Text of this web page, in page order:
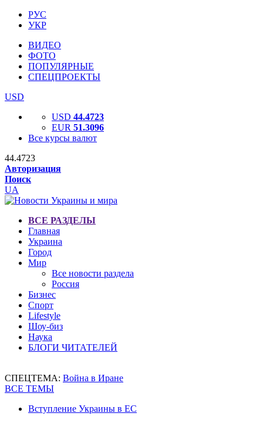
РУС
УКР
ВИДЕО
ФОТО
ПОПУЛЯРНЫЕ
СПЕЦПРОЕКТЫ
USD
USD 44.4723
EUR 51.3096
Все курсы валют
44.4723
Авторизация
Поиск
UA
ВСЕ РАЗДЕЛЫ
Главная
Украина
Город
Мир
Все новости раздела
Россия
Бизнес
Спорт
Lifestyle
Шоу-биз
Наука
БЛОГИ ЧИТАТЕЛЕЙ
СПЕЦТЕМА: Война в Иране
ВСЕ ТЕМЫ
Вступление Украины в ЕС